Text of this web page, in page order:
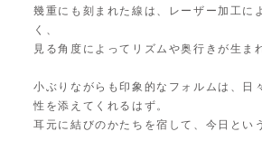
幾重にも刻まれた線は、レーザー加工に
く、
見る角度によってリズムや奥行きが生ま
小ぶりながらも印象的なフォルムは、日
性を添えてくれるはず。
耳元に結びのかたちを宿して、今日とい